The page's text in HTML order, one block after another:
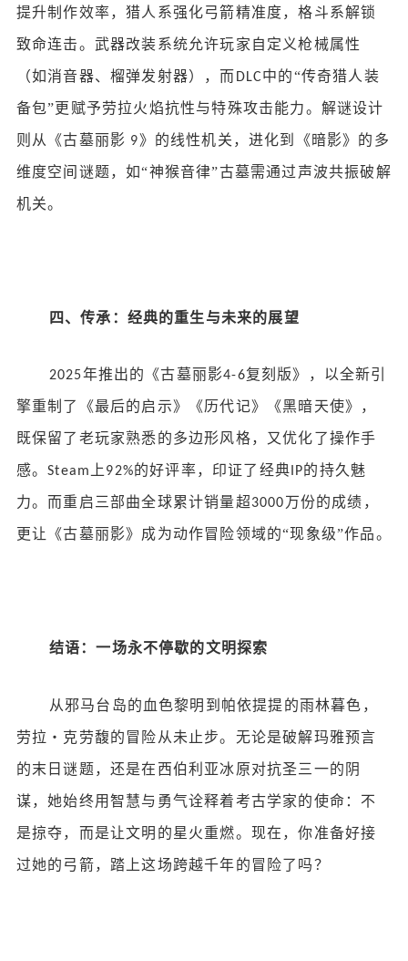
提升制作效率，猎人系强化弓箭精准度，格斗系解锁
致命连击。武器改装系统允许玩家自定义枪械属性
（如消音器、榴弹发射器），而 DLC中的“传奇猎人装
备包”更赋予劳拉火焰抗性与特殊攻击能力。解谜设计
则从《古墓丽影 9》的线性机关，进化到《暗影》的多
维度空间谜题，如“神猴音律”古墓需通过声波共振破解
机关。
四、传承：经典的重生与未来的展望
2025年推出的《古墓丽影4-6复刻版》，以全新引
擎重制了《最后的启示》《历代记》《黑暗天使》，
既保留了老玩家熟悉的多边形风格，又优化了操作手
感。Steam 上 92%的好评率，印证了经典IP的持久魅
力。而重启三部曲全球累计销量超3000万份的成绩，
更让《古墓丽影》成为动作冒险领域的“现象级”作品。
结语：一场永不停歇的文明探索
从邪马台岛的血色黎明到帕依提提的雨林暮色，
劳拉・克劳馥的冒险从未止步。无论是破解玛雅预言
的末日谜题，还是在西伯利亚冰原对抗圣三一的阴
谋，她始终用智慧与勇气诠释着考古学家的使命：不
是掠夺，而是让文明的星火重燃。现在，你准备好接
过她的弓箭，踏上这场跨越千年的冒险了吗？